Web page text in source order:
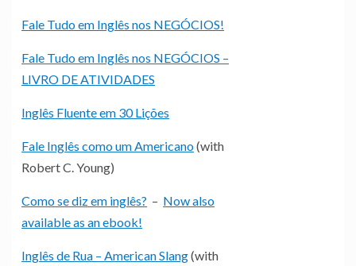
Fale Tudo em Inglês nos NEGÓCIOS!
Fale Tudo em Inglês nos NEGÓCIOS –
LIVRO DE ATIVIDADES
Inglês Fluente em 30 Lições
Fale Inglês como um Americano(with
Robert C. Young)
Como se diz em inglês? – Now also
available as an ebook!
Inglês de Rua – American Slang(with